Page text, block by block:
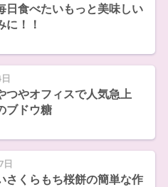
日食べたいもっと美味しい
に！！
つやオフィスで人気急上
ブドウ糖
日
さくらもち桜餅の簡単な作